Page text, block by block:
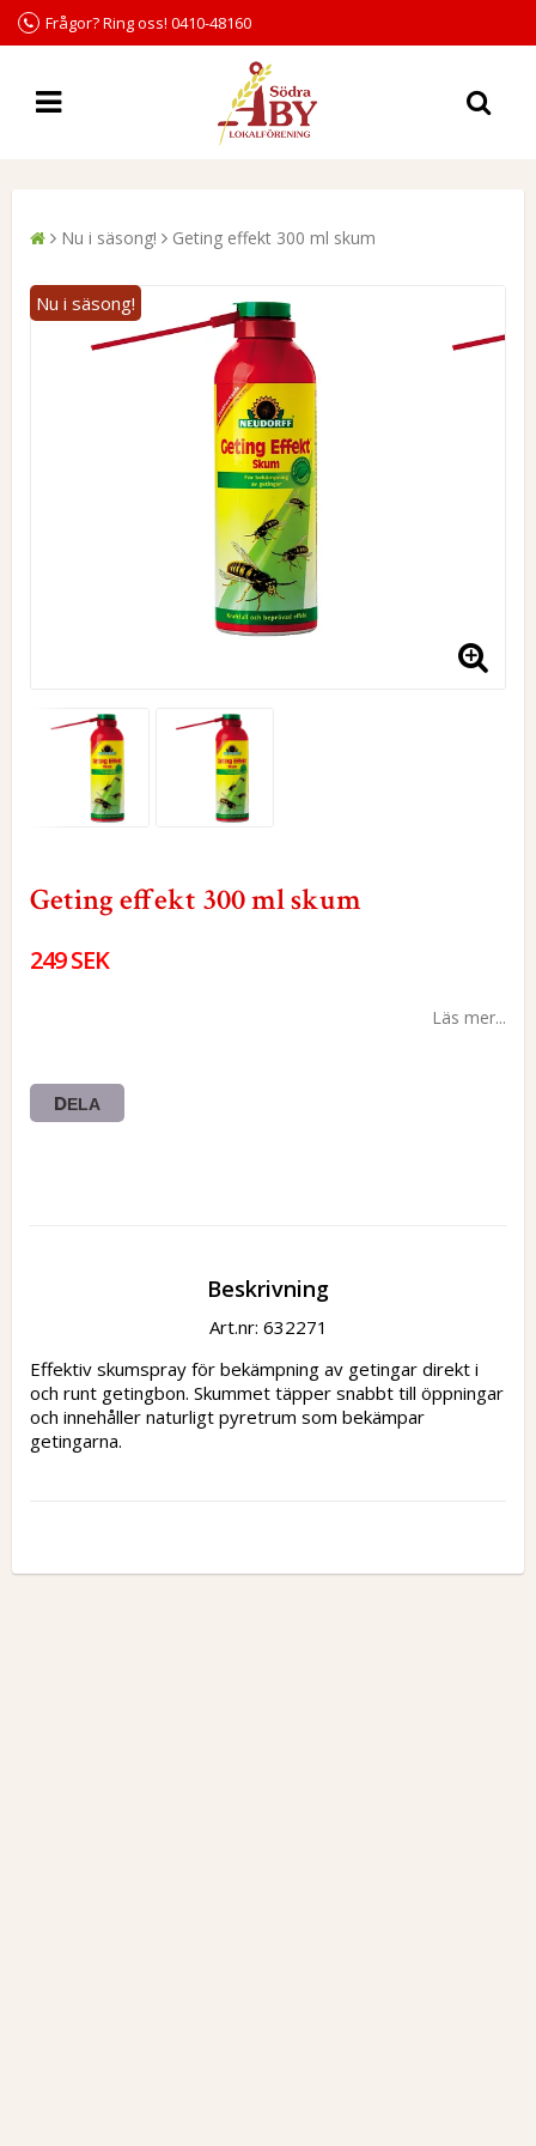
Frågor? Ring oss! 0410-48160
Nu i säsong! Geting effekt 300 ml skum
Geting effekt 300 ml skum
249 SEK
Läs mer...
DELA
Beskrivning
Art.nr: 632271
Effektiv skumspray för bekämpning av getingar direkt i
och runt getingbon. Skummet täpper snabbt till öppningar
och innehåller naturligt pyretrum som bekämpar
getingarna.